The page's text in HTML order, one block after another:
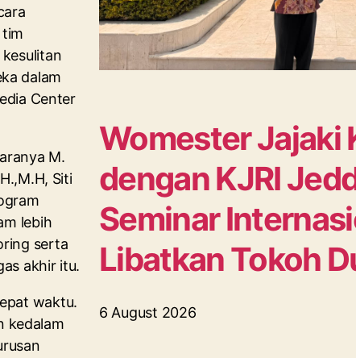
dalam
Center
M.
Siti
lebih
serta
akhir itu.
waktu.
kedalam
Womester Jajaki
dengan KJRI
Seminar
Libatkan Tokoh
6 August 2026